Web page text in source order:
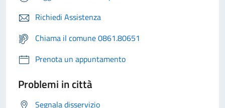
Richiedi Assistenza
Chiama il comune 0861.80651
Prenota un appuntamento
Problemi in città
Segnala disservizio